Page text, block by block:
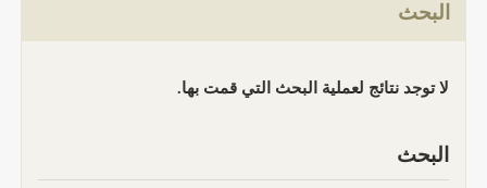
البحث
لا توجد نتائج لعملية البحث التي قمت بها.
البحث